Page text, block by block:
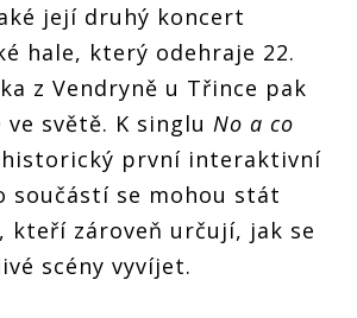
její druhý koncert
hale, který odehraje 22.
z Vendryně u Třince pak
světě. K singlu No a co
první interaktivní
součástí se mohou stát
kteří zároveň určují, jak se
scény vyvíjet.